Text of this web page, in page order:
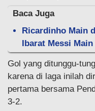
Baca Juga
Ricardinho Main
Ibarat Messi
Gol yang ditunggu-
karena di laga inilah
pertama bersama
3-2.